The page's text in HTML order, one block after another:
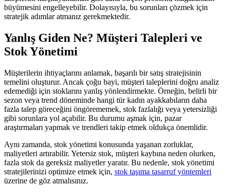
büyümesini engelleyebilir. Dolayısıyla, bu sorunları çözmek için
stratejik adımlar atmanız gerekmektedir.
Yanlış Giden Ne? Müşteri Talepleri ve
Stok Yönetimi
Müşterilerin ihtiyaçlarını anlamak, başarılı bir satış stratejisinin
temelini oluşturur. Ancak çoğu bayi, müşteri taleplerini doğru analiz
edemediği için stoklarını yanlış yönlendirmekte. Örneğin, belirli bir
sezon veya trend döneminde hangi tür kadın ayakkabıların daha
fazla talep göreceğini öngörememek, stok fazlalığı veya yetersizliği
gibi sorunlara yol açabilir. Bu durumu aşmak için, pazar
araştırmaları yapmak ve trendleri takip etmek oldukça önemlidir.
Aynı zamanda, stok yönetimi konusunda yaşanan zorluklar,
maliyetleri artırabilir. Yetersiz stok, müşteri kaybına neden olurken,
fazla stok da gereksiz maliyetler yaratır. Bu nedenle, stok yönetimi
stratejilerinizi optimize etmek için, stok taşıma tasarruf yöntemleri
üzerine de göz atmalısınız.